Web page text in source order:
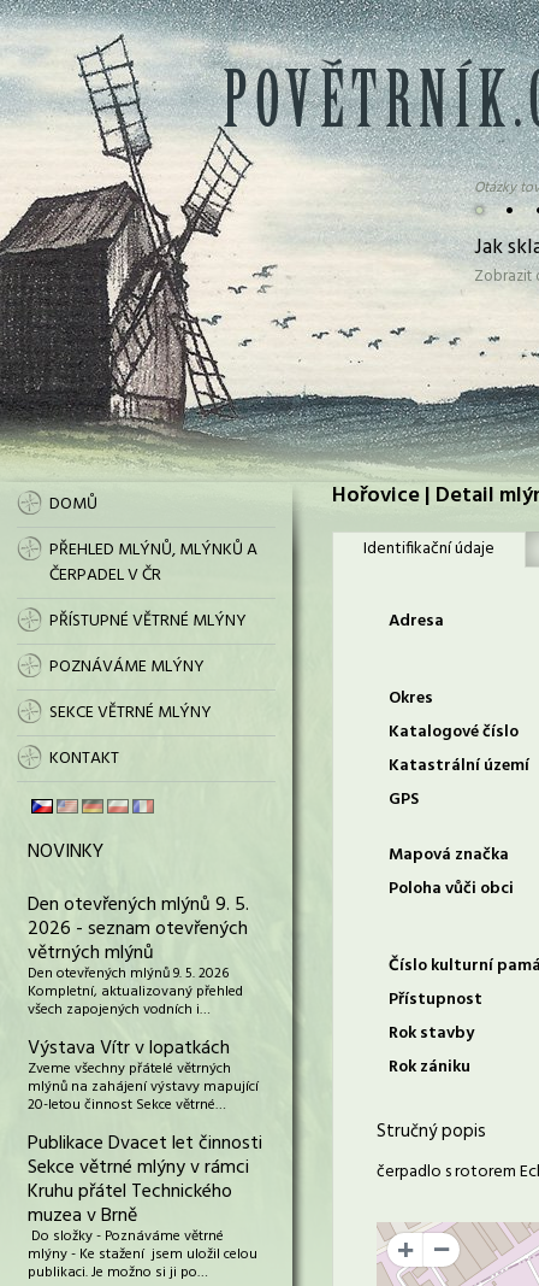
• •
Otázky
Jak
DOMŮ
PŘEHLED MLÝNŮ, MLÝNKŮ A
ČERPADEL V ČR
PŘÍSTUPNÉ VĚTRNÉ MLÝNY
POZNÁVÁME MLÝNY
SEKCE VĚTRNÉ MLÝNY
KONTAKT
NOVINKY
Den otevřených mlýnů 9. 5.
2026 - seznam otevřených
větrných mlýnů
Den otevřených mlýnů 9. 5. 2026
Kompletní, aktualizovaný přehled
všech zapojených vodních i…
Výstava Vítr v lopatkách
Zveme všechny přátelé větrných
mlýnů na zahájení výstavy mapující
20-letou činnost Sekce větrné…
Publikace Dvacet let činnosti
Sekce větrné mlýny v rámci
Kruhu přátel Technického
muzea v Brně
Do složky - Poznáváme větrné
mlýny - Ke stažení jsem uložil celou
publikaci. Je možno si ji po…
Hořovice | Detail
Identifikační údaje
Adresa
Okres
Katalogové číslo
Katastrální území
GPS
Mapová značka
Poloha vůči obci
Číslo kulturní
Přístupnost
Rok stavby
Rok zániku
Stručný popis
čerpadlo s rotorem
+